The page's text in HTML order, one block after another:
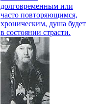
долговременным или
часто повторяющимся,
хроническим, душа будет
в состоянии страсти.